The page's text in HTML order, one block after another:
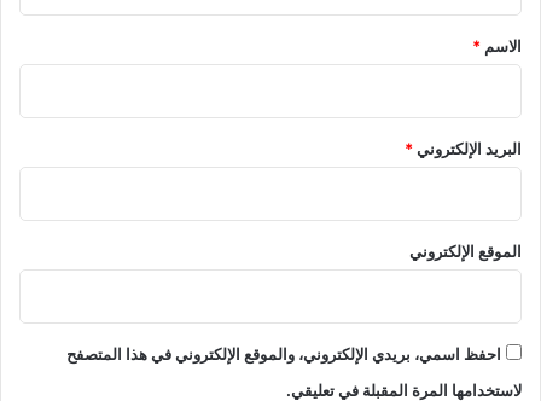
*
الاسم *
البريد الإلكتروني*
الموقع الإلكتروني
احفظ اسمي، بريدي الإلكتروني، والموقع الإلكتروني في هذا المتصفح
لاستخدامها المرة المقبلة في تعليقي.